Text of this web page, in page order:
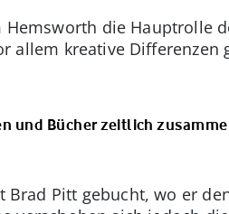
die Hauptrolle
allem kreative Differenzen
und Bücher zeitlich
Pitt gebucht, wo er